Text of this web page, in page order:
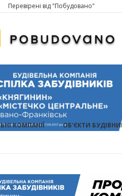
Перевірені від "Побудовано"
КОМПАНІЇ ОБ'ЄКТИ